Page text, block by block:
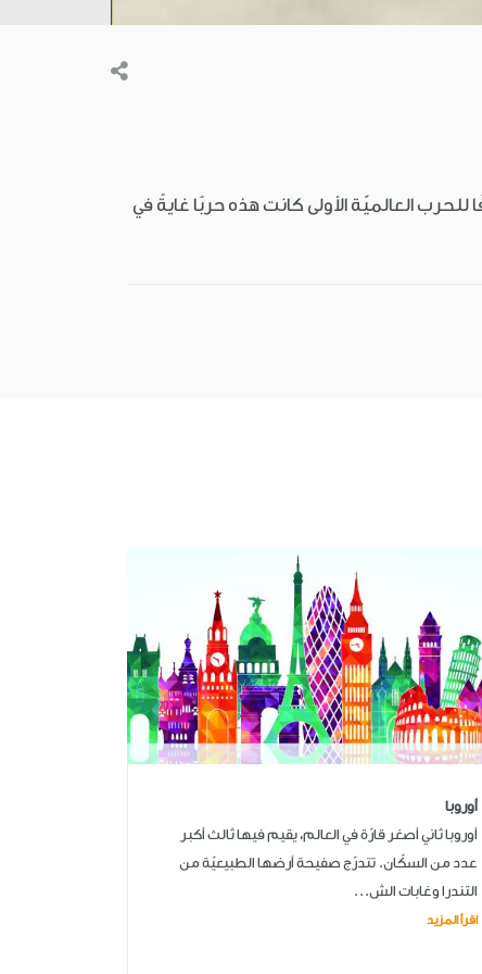
أوروبا
أوروبا ثاني أصغر قارّة في العالم، يقيم فيها ثالث أكبر
عدد من السكّان. تتدرّج صفيحة أرضها الطبيعيّة من
التندرا وغابات الش...
اقرأ المزيد